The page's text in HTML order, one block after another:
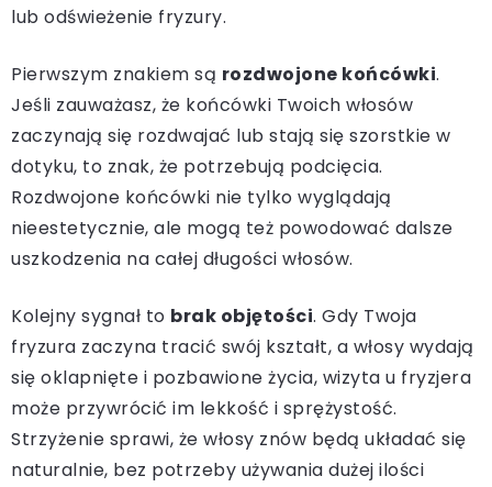
lub odświeżenie fryzury.
Pierwszym znakiem są rozdwojone końcówki.
Jeśli zauważasz, że końcówki Twoich włosów
zaczynają się rozdwajać lub stają się szorstkie w
dotyku, to znak, że potrzebują podcięcia.
Rozdwojone końcówki nie tylko wyglądają
nieestetycznie, ale mogą też powodować dalsze
uszkodzenia na całej długości włosów.
Kolejny sygnał to brak objętości. Gdy Twoja
fryzura zaczyna tracić swój kształt, a włosy wydają
się oklapnięte i pozbawione życia, wizyta u fryzjera
może przywrócić im lekkość i sprężystość.
Strzyżenie sprawi, że włosy znów będą układać się
naturalnie, bez potrzeby używania dużej ilości